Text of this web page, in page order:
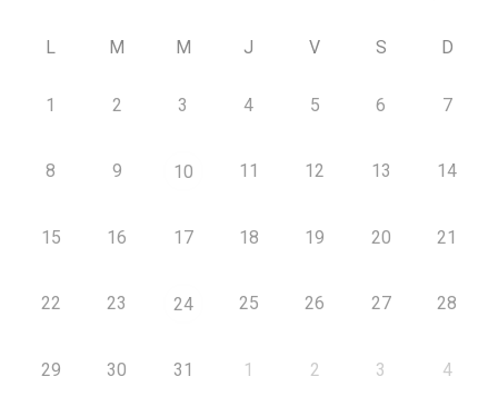
L M M J V S D
1 2 3 4 5 6 7
8 9 10 11 12 13 14
15 16 17 18 19 20 21
22 23 24 25 26 27 28
29 30 31 1 2 3 4